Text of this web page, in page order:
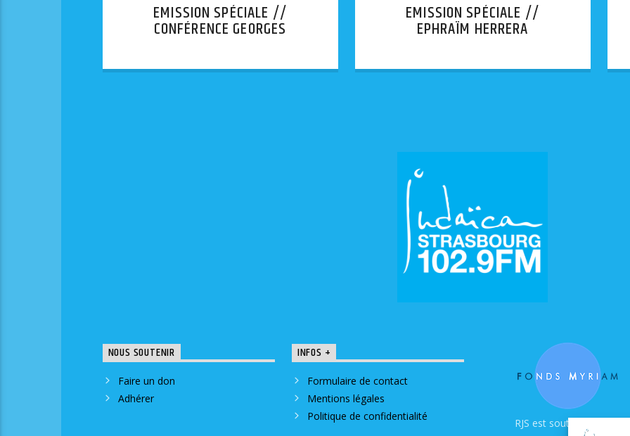
EMISSION SPÉCIALE //
CONFÉRENCE GEORGES
EMISSION SPÉCIALE //
EPHRAÏM HERRERA
NOUS SOUTENIR
Faire un don
Adhérer
INFOS +
Formulaire de contact
Mentions légales
Politique de confidentialité
RJS est soutenue par le